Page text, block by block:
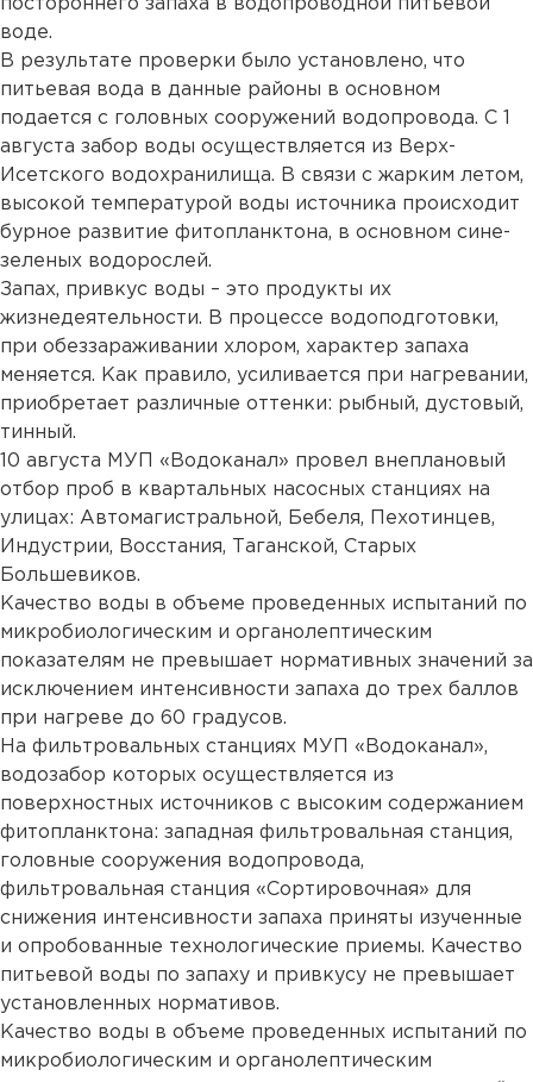
постороннего запаха в водопроводной питьевой
воде.
В результате проверки было установлено, что
питьевая вода в данные районы в основном
подается с головных сооружений водопровода. С 1
августа забор воды осуществляется из Верх-
Исетского водохранилища. В связи с жарким летом,
высокой температурой воды источника происходит
бурное развитие фитопланктона, в основном сине-
зеленых водорослей.
Запах, привкус воды – это продукты их
жизнедеятельности. В процессе водоподготовки,
при обеззараживании хлором, характер запаха
меняется. Как правило, усиливается при нагревании,
приобретает различные оттенки: рыбный, дустовый,
тинный.
10 августа МУП «Водоканал» провел внеплановый
отбор проб в квартальных насосных станциях на
улицах: Автомагистральной, Бебеля, Пехотинцев,
Индустрии, Восстания, Таганской, Старых
Большевиков.
Качество воды в объеме проведенных испытаний по
микробиологическим и органолептическим
показателям не превышает нормативных значений за
исключением интенсивности запаха до трех баллов
при нагреве до 60 градусов.
На фильтровальных станциях МУП «Водоканал»,
водозабор которых осуществляется из
поверхностных источников с высоким содержанием
фитопланктона: западная фильтровальная станция,
головные сооружения водопровода,
фильтровальная станция «Сортировочная» для
снижения интенсивности запаха приняты изученные
и опробованные технологические приемы. Качество
питьевой воды по запаху и привкусу не превышает
установленных нормативов.
Качество воды в объеме проведенных испытаний по
микробиологическим и органолептическим